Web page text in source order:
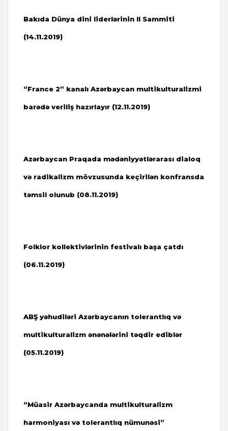
Bakıda Dünya dini liderlərinin II Sammiti
(14.11.2019)
“France 2” kanalı Azərbaycan multikulturalizmi
barədə veriliş hazırlayır (12.11.2019)
Azərbaycan Praqada mədəniyyətlərarası dialoq
və radikalizm mövzusunda keçirilən konfransda
təmsil olunub (08.11.2019)
Folklor kollektivlərinin festivalı başa çatdı
(06.11.2019)
ABŞ yəhudiləri Azərbaycanın tolerantlıq və
multikulturalizm ənənələrini təqdir ediblər
(05.11.2019)
“Müasir Azərbaycanda multikulturalizm
harmoniyası və tolerantlıq nümunəsi”